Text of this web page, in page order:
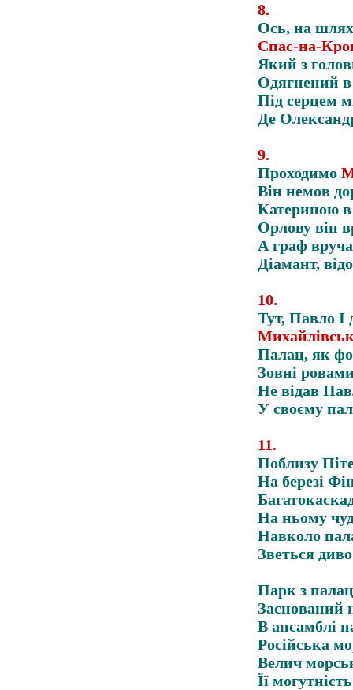
8.
Ось, на
Спас-на-
Який з
Одягнений
Під серцем
Де
9.
Проходимо
Він немов
Катериною
Орлову він
А граф
Діамант,
10.
Тут, Павло I
Палац, як
Зовні
Не відав
У своєму
11.
Поблизу
На березі
На ньому
Навколо
Зветься
Парк з
Заснований
В ансамблі
Російська
Велич
Її